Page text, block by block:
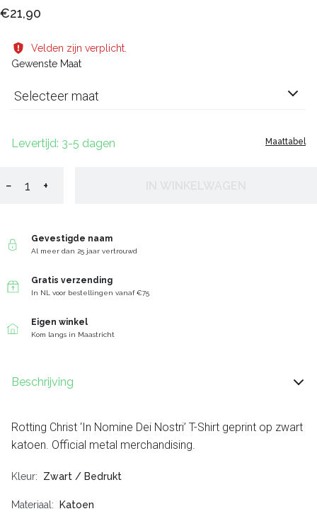
€21,90
Velden zijn verplicht.
Gewenste Maat
Selecteer maat
Maattabel
Levertijd: 3-5 dagen
− +
Gevestigde naam
Al meer dan 25 jaar vertrouwd
Gratis verzending
In NL voor bestellingen vanaf €75
Eigen winkel
Kom langs in Maastricht
Beschrijving
Rotting Christ ‘In Nomine Dei Nostri’ T-Shirt geprint op zwart
katoen. Official metal merchandising.
Kleur Zwart / Bedrukt
Materiaal Katoen